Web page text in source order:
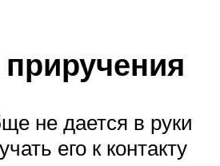
не дается в руки
его к контакту